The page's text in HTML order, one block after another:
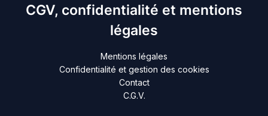
CGV, confidentialité et mentions
légales
Mentions légales
Confidentialité et gestion des cookies
Contact
C.G.V.